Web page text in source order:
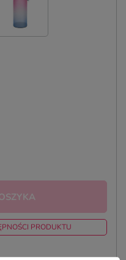
PRODUKTU